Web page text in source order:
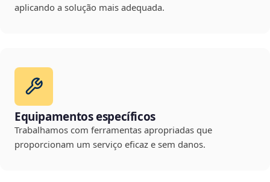
aplicando a solução mais adequada.
Equipamentos específicos
Trabalhamos com ferramentas apropriadas que
proporcionam um serviço eficaz e sem danos.